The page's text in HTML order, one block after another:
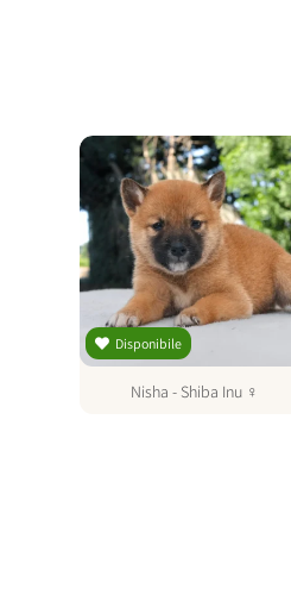
Disponibile
Nisha - Shiba Inu ♀